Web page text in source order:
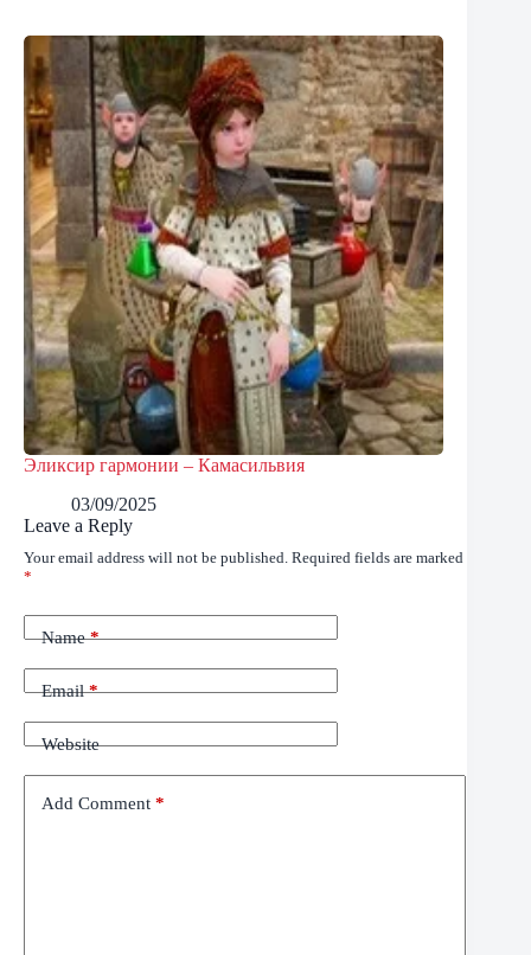
Эликсир гармонии – Камасильвия
03/09/2025
Leave a Reply
Your email address will not be published. Required fields are marked
*
Name*
Email*
Website
Add Comment *